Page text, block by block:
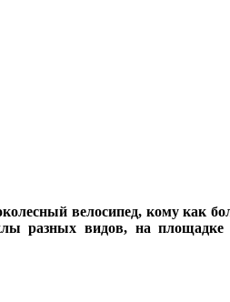
велосипед, кому как
разных видов, на площадке